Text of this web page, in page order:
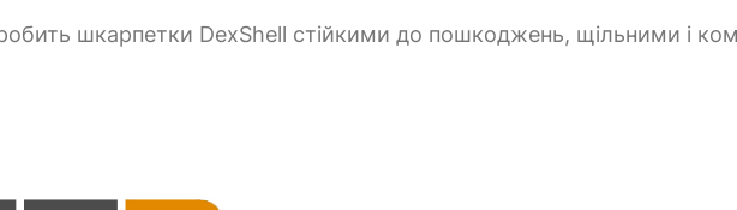
шкарпетки DexShell стійкими до пошкоджень, щільними і